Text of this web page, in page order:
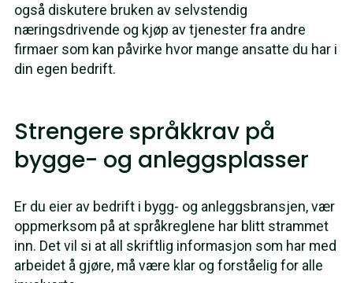
også diskutere bruken av selvstendig
næringsdrivende og kjøp av tjenester fra andre
firmaer som kan påvirke hvor mange ansatte du har i
din egen bedrift.
Strengere språkkrav på
bygge- og anleggsplasser
Er du eier av bedrift i bygg- og anleggsbransjen, vær
oppmerksom på at språkreglene har blitt strammet
inn. Det vil si at all skriftlig informasjon som har med
arbeidet å gjøre, må være klar og forståelig for alle